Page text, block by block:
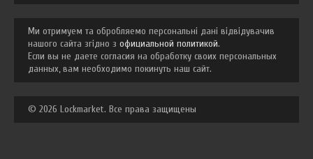
Ми отримуем та обробляемо персональні дані відвідувачив
нашого сайта згідно з официальной политикой.
Если вы не даете согласия на обработку своих персональных
данных, вам необходимо покинуть наш сайт.
© 2026 Lockmarket. Все права защищены